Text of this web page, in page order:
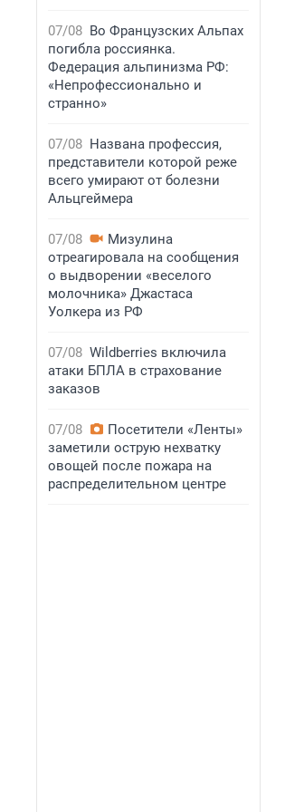
07/08 Во Французских Альпах
погибла россиянка.
Федерация альпинизма РФ:
«Непрофессионально и
странно»
07/08 Названа профессия,
представители которой реже
всего умирают от болезни
Альцгеймера
07/08
Мизулина
отреагировала на сообщения
о выдворении «веселого
молочника» Джастаса
Уолкера из РФ
07/08 Wildberries включила
атаки БПЛА в страхование
заказов
07/08
Посетители «Ленты»
заметили острую нехватку
овощей после пожара на
распределительном центре